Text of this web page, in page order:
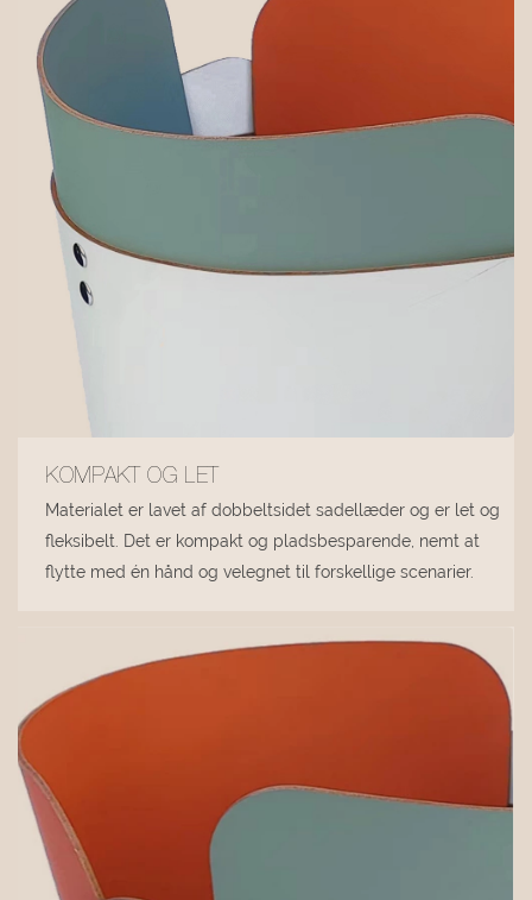
KOMPAKT OG LET
Materialet er lavet af dobbeltsidet sadellæder og er let og
fleksibelt. Det er kompakt og pladsbesparende, nemt at
flytte med én hånd og velegnet til forskellige scenarier.